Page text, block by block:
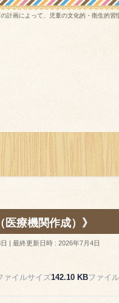
画によって、児童の文化的・衛生的習
医療機関作成）》
最終更新日時 : 2026年7月4日
ァイルサイズ142.10 KBファイ